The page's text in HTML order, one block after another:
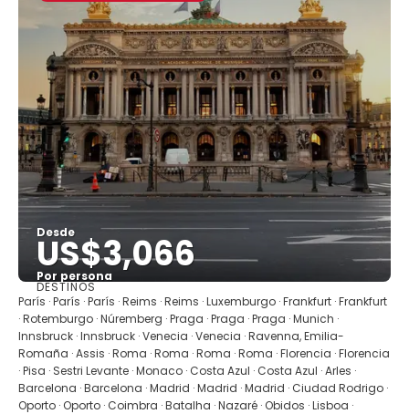
Desde
US$3,066
Por persona
Ver
DESTINOS
París · París · París · Reims · Reims · Luxemburgo · Frankfurt · Frankfurt
· Rotemburgo · Núremberg · Praga · Praga · Praga · Munich ·
Innsbruck · Innsbruck · Venecia · Venecia · Ravenna, Emilia-
Romaña · Assis · Roma · Roma · Roma · Roma · Florencia · Florencia
· Pisa · Sestri Levante · Monaco · Costa Azul · Costa Azul · Arles ·
Barcelona · Barcelona · Madrid · Madrid · Madrid · Ciudad Rodrigo ·
Oporto · Oporto · Coimbra · Batalha · Nazaré · Obidos · Lisboa ·